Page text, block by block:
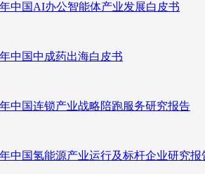
中国AI办公智能体产业发展白皮书
中国中成药出海白皮书
中国连锁产业战略陪跑服务研究报告
中国氢能源产业运行及标杆企业研究报